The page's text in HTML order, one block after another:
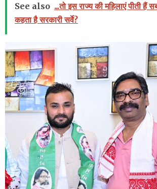
See also ...तो इस राज्य की महिलाएं पीती हैं
कहता है सरकारी सर्वे?